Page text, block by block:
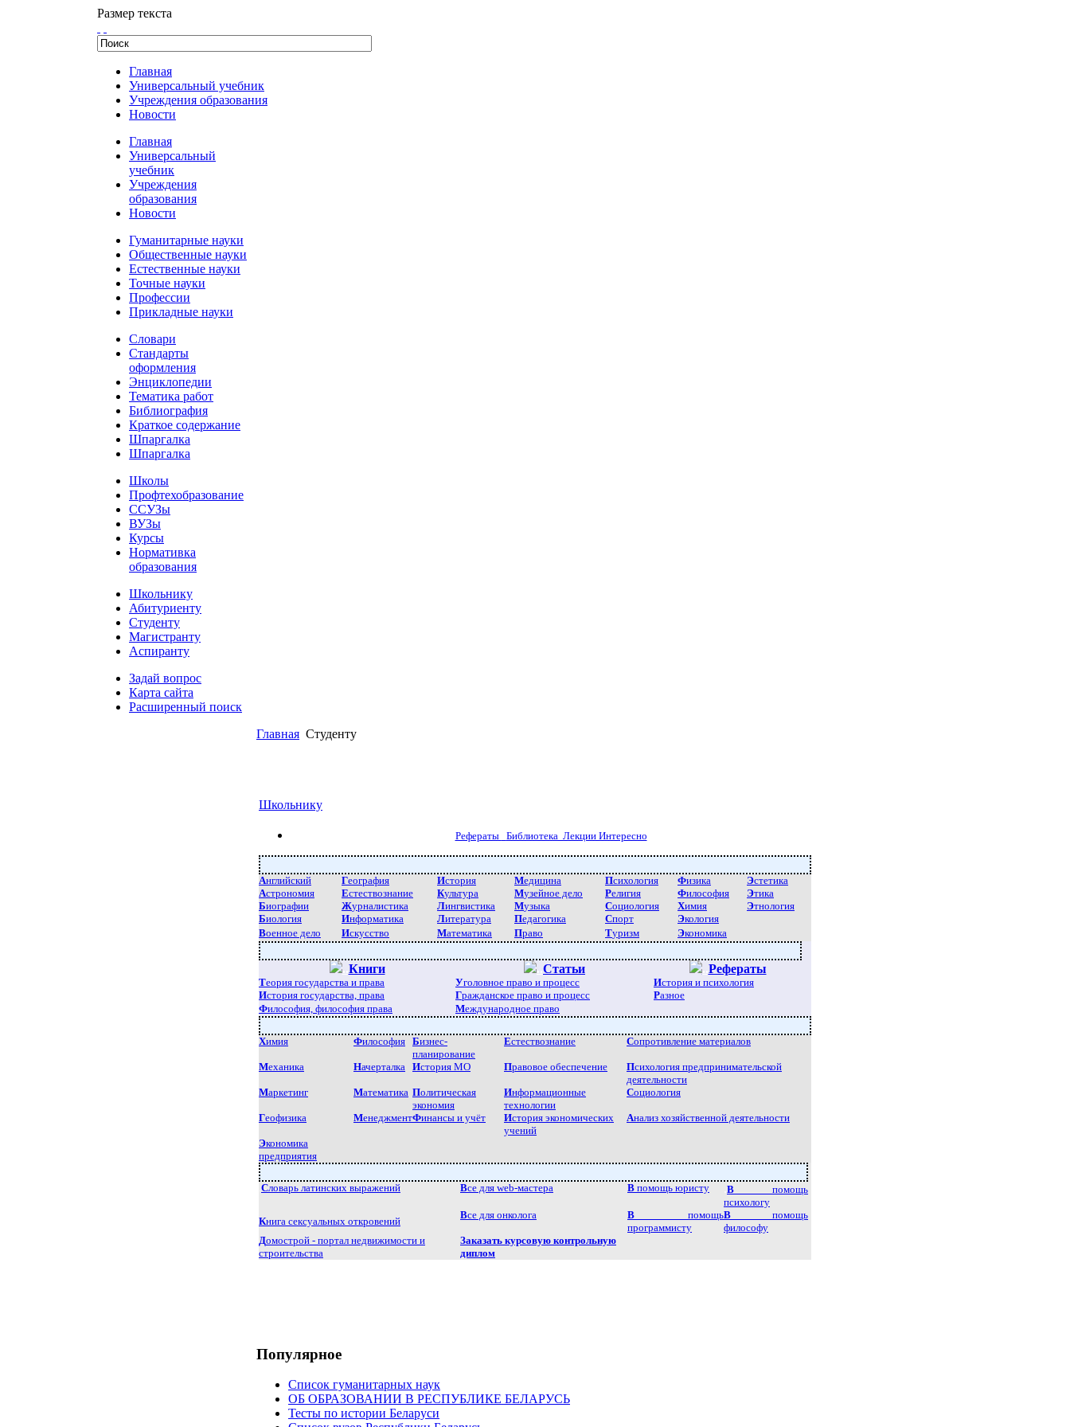
Размер текста
Главная
Универсальный учебник
Учреждения образования
Новости
Главная
Универсальный
учебник
Учреждения
образования
Новости
Гуманитарные науки
Общественные науки
Естественные науки
Точные науки
Профессии
Прикладные науки
Словари
Стандарты
оформления
Энциклопедии
Тематика работ
Библиография
Краткое содержание
Шпаргалка
Шпаргалка
Школы
Профтехобразование
ССУЗы
ВУЗы
Курсы
Нормативка
образования
Школьнику
Абитуриенту
Студенту
Магистранту
Аспиранту
Задай вопрос
Карта сайта
Расширенный поиск
Главная Студенту
Школьнику
Рефераты Библиотека Лекции Интересно
Английский География История Медицина Психология Физика Эстетика
Астрономия Естествознание Культура Музейное дело Религия Философия Этика
Биографии Журналистика Лингвистика Музыка Социология Химия Этнология
Биология Информатика Литература Педагогика Спорт Экология
Военное дело Искусство Математика Право Туризм Экономика
.. Книги Статьи .. Рефераты
Теория государства и права Уголовное право и процесс История и психология
История государства, права Гражданское право и процесс Разное
Философия, философия права Международное право
Химия Философия Бизнес-
планирование
Естествознание Сопротивление материалов
Механика Начерталка История МО Правовое обеспечение Психология предпринимательской
деятельности
Маркетинг Математика Политическая
экономия
Информационные
технологии
Cоциология
Геофизика МенеджментФинансы и учёт История экономических
учений
Анализ хозяйственной деятельности
Экономика
предприятия
Словарь латинских выражений Все для web-мастера В помощь юристу В помощь
психологу
Книга сексуальных откровений
Все для онколога В помощь
программисту
В помощь
философу
Домострой - портал недвижимости и
строительства
Заказать курсовую контрольную
диплом
Популярное
Список гуманитарных наук
ОБ ОБРАЗОВАНИИ В РЕСПУБЛИКЕ БЕЛАРУСЬ
Тесты по истории Беларуси